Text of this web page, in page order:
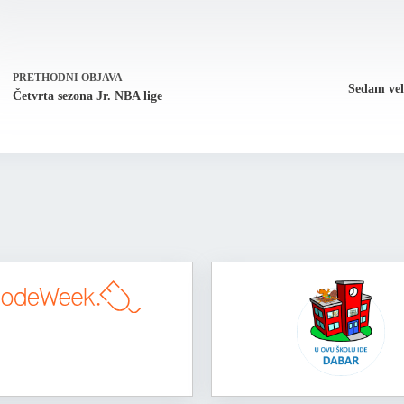
PRETHODNI OBJAVA
Četvrta sezona Jr. NBA lige
Sedam